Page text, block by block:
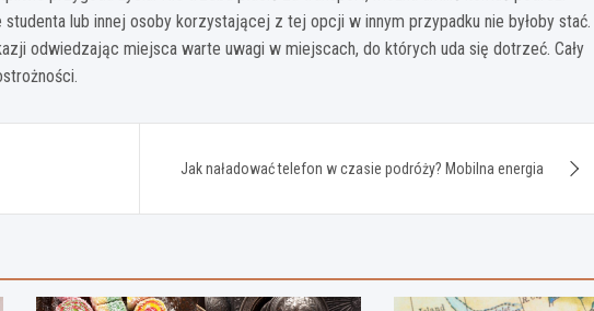
lub innej osoby korzystającej z tej opcji w innym przypadku nie byłoby stać.
odwiedzając miejsca warte uwagi w miejscach, do których uda się dotrzeć. Cały
Jak naładować telefon w czasie podróży? Mobilna energia